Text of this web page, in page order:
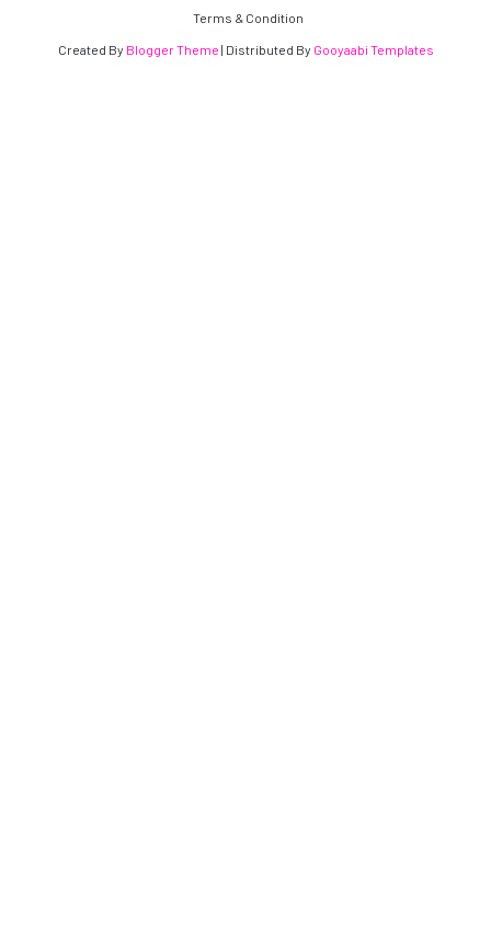
Terms & Condition
Created By Blogger Theme | Distributed By Gooyaabi Templates